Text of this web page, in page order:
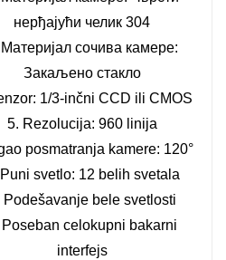
нерђајући челик 304
сочива камере:
Закаљено стакло
1/3-inčni CCD ili CMOS
5. Rezolucija: 960 linija
posmatranja kamere: 120°
svetlo: 12 belih svetala
Podešavanje bele svetlosti
celokupni bakarni
interfejs